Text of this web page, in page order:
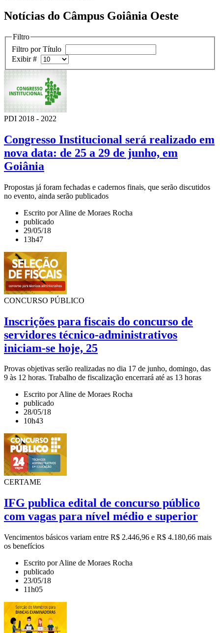
Notícias do Câmpus Goiânia Oeste
Filtro
Filtro por Título
Exibir #
PDI 2018 - 2022
Congresso Institucional será realizado em
nova data: de 25 a 29 de junho, em
Goiânia
Propostas já foram fechadas e cadernos finais, que serão discutidos
no evento, ainda serão publicados
Escrito por Aline de Moraes Rocha
publicado
29/05/18
13h47
CONCURSO PÚBLICO
Inscrições para fiscais do concurso de
servidores técnico-administrativos
iniciam-se hoje, 25
Provas objetivas serão realizadas no dia 17 de junho, domingo, das
9 às 12 horas. Trabalho de fiscalização encerrará até as 13 horas
Escrito por Aline de Moraes Rocha
publicado
28/05/18
10h43
CERTAME
IFG publica edital de concurso público
com vagas para nível médio e superior
Vencimentos básicos variam entre R$ 2.446,96 e R$ 4.180,66 mais
os benefícios
Escrito por Aline de Moraes Rocha
publicado
23/05/18
11h05